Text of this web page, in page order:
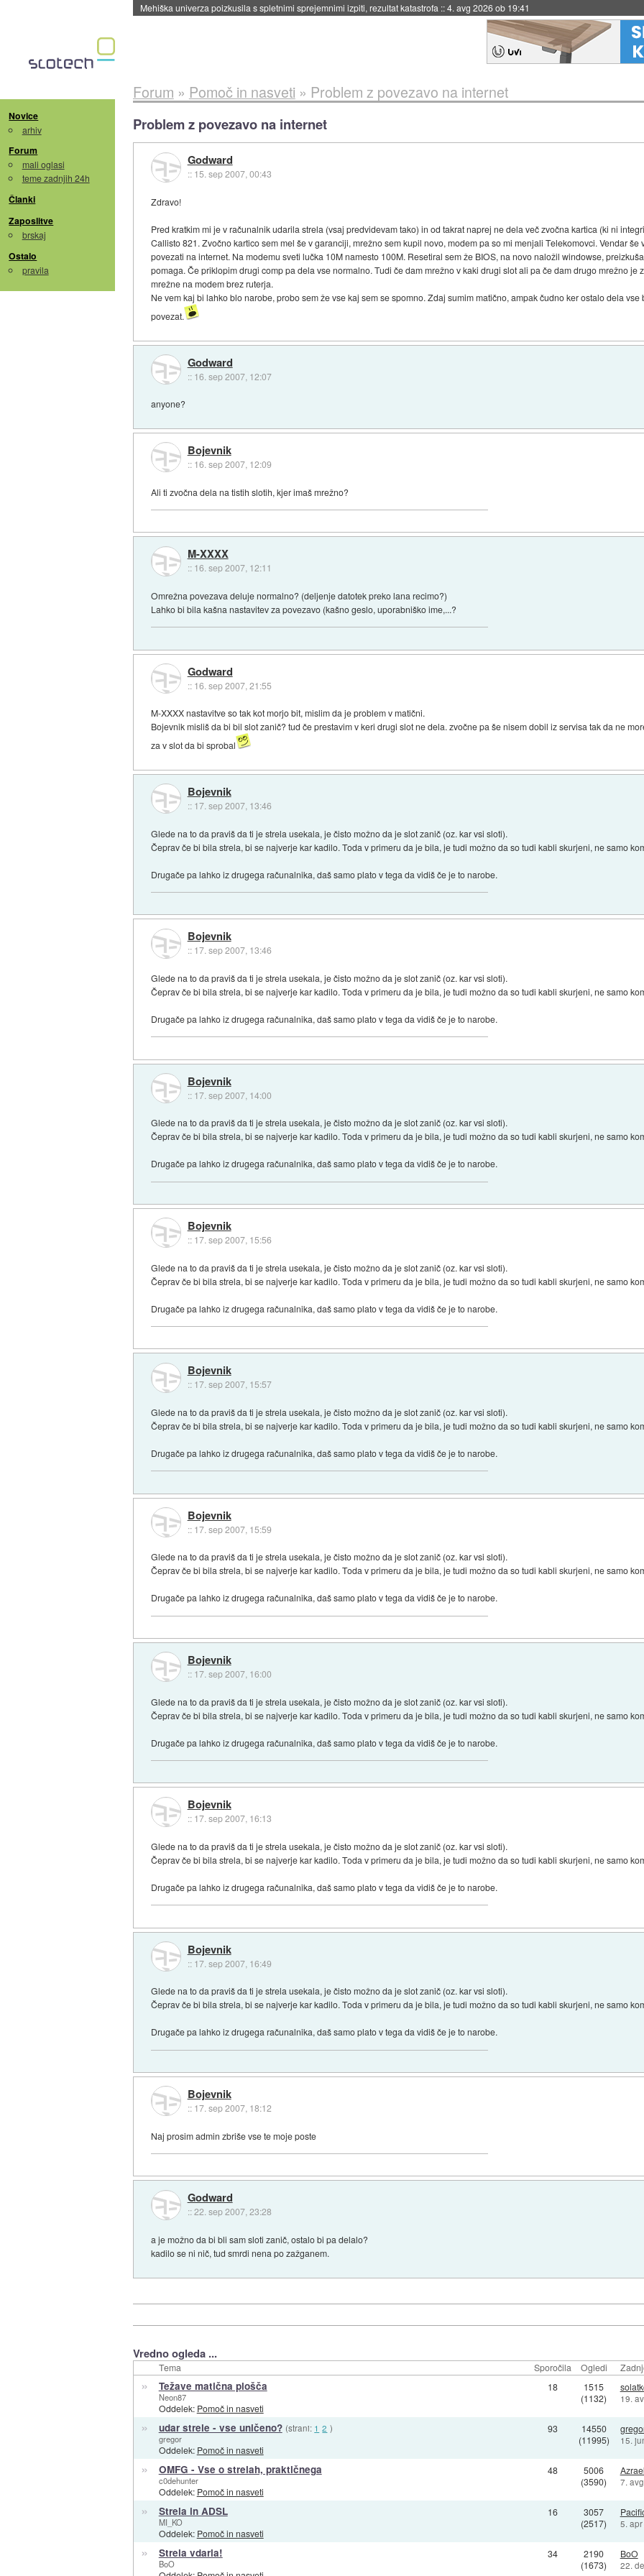
Evropska vesoljska agencija razvija svojo raketo za večkratno uporabo::4. avg 2026 ob 19:41
Novice
arhiv
Forum
mali oglasi
teme zadnjih 24h
Članki
Zaposlitve
brskaj
Ostalo
pravila
Forum » Pomoč in nasveti » Problem z povezavo na internet
Problem z povezavo na internet
Godward
:: 15. sep 2007, 00:43
Zdravo!
Pred kratkim mi je v računalnik udarila strela (vsaj predvidevam tako) in od takrat naprej ne dela več zvočna kartica (ki ni
Callisto 821. Zvočno kartico sem mel še v garanciji, mrežno sem kupil novo, modem pa so mi menjali Telekomovci. Vendar
povezati na internet. Na modemu sveti lučka 10M namesto 100M. Resetiral sem že BIOS, na novo naložil windowse,
pomaga. Če priklopim drugi comp pa dela vse normalno. Tudi če dam mrežno v kaki drugi slot ali pa če dam drugo mrežno je
mrežne na modem brez ruterja.
Ne vem kaj bi lahko blo narobe, probo sem že vse kaj sem se spomno. Zdaj sumim matično, ampak čudno ker ostalo dela
povezat.
Godward
:: 16. sep 2007, 12:07
anyone?
Bojevnik
:: 16. sep 2007, 12:09
Ali ti zvočna dela na tistih slotih, kjer imaš mrežno?
M-XXXX
:: 16. sep 2007, 12:11
Omrežna povezava deluje normalno? (deljenje datotek preko lana recimo?)
Lahko bi bila kašna nastavitev za povezavo (kašno geslo, uporabniško ime,...?
Godward
:: 16. sep 2007, 21:55
M-XXXX nastavitve so tak kot morjo bit, mislim da je problem v matični.
Bojevnik misliš da bi bil slot zanič? tud če prestavim v keri drugi slot ne dela. zvočne pa še nisem dobil iz servisa tak da ne
za v slot da bi sprobal
Bojevnik
:: 17. sep 2007, 13:46
Glede na to da praviš da ti je strela usekala, je čisto možno da je slot zanič (oz. kar vsi sloti).
Čeprav če bi bila strela, bi se najverje kar kadilo. Toda v primeru da je bila, je tudi možno da so tudi kabli skurjeni, ne samo
Drugače pa lahko iz drugega računalnika, daš samo plato v tega da vidiš če je to narobe.
Bojevnik
:: 17. sep 2007, 13:46
Glede na to da praviš da ti je strela usekala, je čisto možno da je slot zanič (oz. kar vsi sloti).
Čeprav če bi bila strela, bi se najverje kar kadilo. Toda v primeru da je bila, je tudi možno da so tudi kabli skurjeni, ne samo
Drugače pa lahko iz drugega računalnika, daš samo plato v tega da vidiš če je to narobe.
Bojevnik
:: 17. sep 2007, 14:00
Glede na to da praviš da ti je strela usekala, je čisto možno da je slot zanič (oz. kar vsi sloti).
Čeprav če bi bila strela, bi se najverje kar kadilo. Toda v primeru da je bila, je tudi možno da so tudi kabli skurjeni, ne samo
Drugače pa lahko iz drugega računalnika, daš samo plato v tega da vidiš če je to narobe.
Bojevnik
:: 17. sep 2007, 15:56
Glede na to da praviš da ti je strela usekala, je čisto možno da je slot zanič (oz. kar vsi sloti).
Čeprav če bi bila strela, bi se najverje kar kadilo. Toda v primeru da je bila, je tudi možno da so tudi kabli skurjeni, ne samo
Drugače pa lahko iz drugega računalnika, daš samo plato v tega da vidiš če je to narobe.
Bojevnik
:: 17. sep 2007, 15:57
Glede na to da praviš da ti je strela usekala, je čisto možno da je slot zanič (oz. kar vsi sloti).
Čeprav če bi bila strela, bi se najverje kar kadilo. Toda v primeru da je bila, je tudi možno da so tudi kabli skurjeni, ne samo
Drugače pa lahko iz drugega računalnika, daš samo plato v tega da vidiš če je to narobe.
Bojevnik
:: 17. sep 2007, 15:59
Glede na to da praviš da ti je strela usekala, je čisto možno da je slot zanič (oz. kar vsi sloti).
Čeprav če bi bila strela, bi se najverje kar kadilo. Toda v primeru da je bila, je tudi možno da so tudi kabli skurjeni, ne samo
Drugače pa lahko iz drugega računalnika, daš samo plato v tega da vidiš če je to narobe.
Bojevnik
:: 17. sep 2007, 16:00
Glede na to da praviš da ti je strela usekala, je čisto možno da je slot zanič (oz. kar vsi sloti).
Čeprav če bi bila strela, bi se najverje kar kadilo. Toda v primeru da je bila, je tudi možno da so tudi kabli skurjeni, ne samo
Drugače pa lahko iz drugega računalnika, daš samo plato v tega da vidiš če je to narobe.
Bojevnik
:: 17. sep 2007, 16:13
Glede na to da praviš da ti je strela usekala, je čisto možno da je slot zanič (oz. kar vsi sloti).
Čeprav če bi bila strela, bi se najverje kar kadilo. Toda v primeru da je bila, je tudi možno da so tudi kabli skurjeni, ne samo
Drugače pa lahko iz drugega računalnika, daš samo plato v tega da vidiš če je to narobe.
Bojevnik
:: 17. sep 2007, 16:49
Glede na to da praviš da ti je strela usekala, je čisto možno da je slot zanič (oz. kar vsi sloti).
Čeprav če bi bila strela, bi se najverje kar kadilo. Toda v primeru da je bila, je tudi možno da so tudi kabli skurjeni, ne samo
Drugače pa lahko iz drugega računalnika, daš samo plato v tega da vidiš če je to narobe.
Bojevnik
:: 17. sep 2007, 18:12
Naj prosim admin zbriše vse te moje poste
Godward
::22. sep 2007, 23:28
a je možno da bi bli sam sloti zanič, ostalo bi pa delalo?
kadilo se ni nič, tud smrdi nena po zažganem.
Vredno ogleda ...
Tema Sporočila Ogledi
» Težave matična plošča
Neon87
Oddelek: Pomoč in nasveti
18
1515
(1132)
19.
» udar strele - vse uničeno? (strani: 1 2 )
gregor
Oddelek: Pomoč in nasveti
93
14550
(11995)
15.
» OMFG - Vse o strelah, praktičnega
c0dehunter
Oddelek: Pomoč in nasveti
48
5006
(3590)
Azrael
7.
» Strela in ADSL
MI_KO
Oddelek: Pomoč in nasveti
16
3057
(2517)
5.
» Strela vdarla!
BoO
34
2190
(1673)
BoO
22.